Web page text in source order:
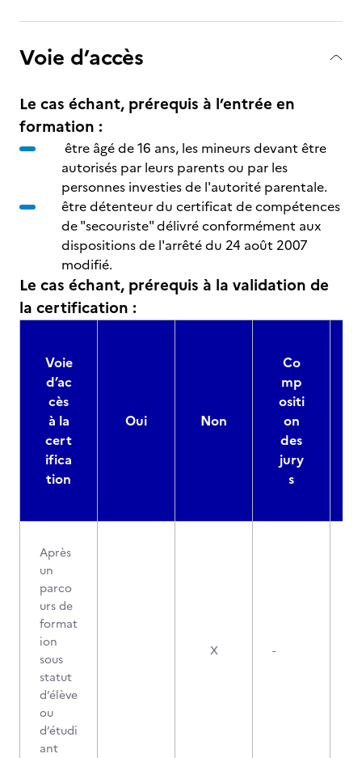
Voie d’accès
Le cas échant, prérequis à l’entrée en
formation :
être âgé de 16 ans, les mineurs devant être
autorisés par leurs parents ou par les
personnes investies de l'autorité parentale.
être détenteur du certificat de compétences
de "secouriste" délivré conformément aux
dispositions de l'arrêté du 24 août 2007
modifié.
Le cas échant, prérequis à la validation de
la certification :
Voie
d’ac
cès
à la
cert
ifica
tion
Oui Non
Co
mp
ositi
on
des
jury
s
Après
un
parco
urs de
format
ion
sous
statut
d’élève
ou
d’étudi
ant
X -